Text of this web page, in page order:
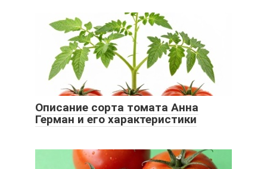
Описание сорта томата Анна
Герман и его характеристики